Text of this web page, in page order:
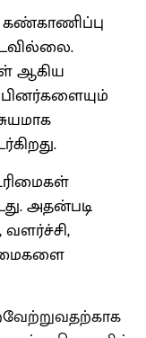
கண்காணிப்பு
ஆகிய
அதன்படி
வளர்ச்சி,